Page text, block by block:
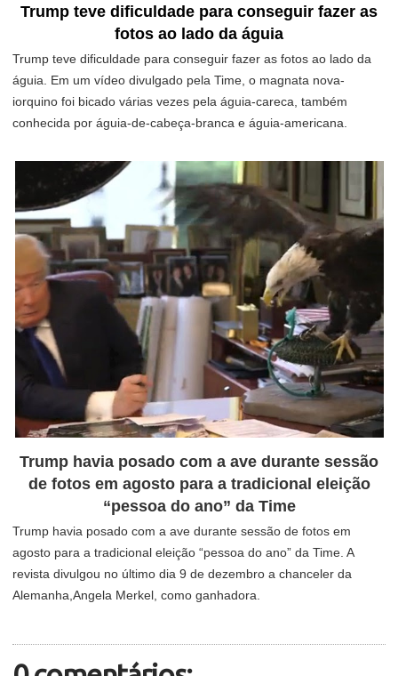
Trump teve dificuldade para conseguir fazer as
fotos ao lado da águia
Trump teve dificuldade para conseguir fazer as fotos ao lado da
águia. Em um vídeo divulgado pela Time, o magnata nova-
iorquino foi bicado várias vezes pela águia-careca, também
conhecida por águia-de-cabeça-branca e águia-americana.
Trump havia posado com a ave durante sessão
de fotos em agosto para a tradicional eleição
“pessoa do ano” da Time
Trump havia posado com a ave durante sessão de fotos em
agosto para a tradicional eleição “pessoa do ano” da Time. A
revista divulgou no último dia 9 de dezembro a chanceler da
Alemanha,Angela Merkel, como ganhadora.